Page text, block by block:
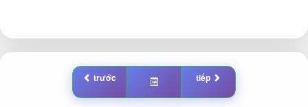
trước tiếp